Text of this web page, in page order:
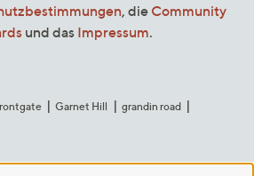
, die Community
und das Impressum.
Garnet Hill
grandin road